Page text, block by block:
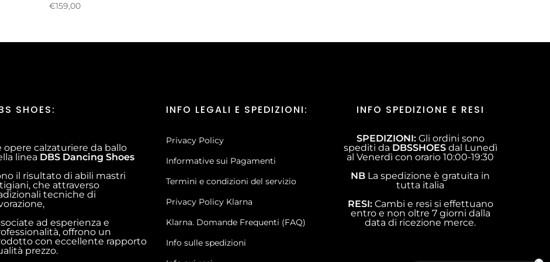
€159,00
SHOES:
opere calzaturiere da ballo
linea DBS Dancing Shoes
il risultato di abili mastri
che attraverso
tecniche di
ad esperienza e
offrono un
con eccellente rapporto
prezzo.
INFO LEGALI E SPEDIZIONI:
Privacy Policy
Informative sui Pagamenti
Termini e condizioni del servizio
Privacy Policy Klarna
Klarna. Domande Frequenti (FAQ)
Info sulle spedizioni
INFO SPEDIZIONE E RESI
SPEDIZIONI:Gli ordini sono
spediti da DBSSHOESdal Lunedì
al Venerdì con orario 10:00-19:30
NB La spedizione è gratuita in
tutta italia
RESI:Cambi e resi si effettuano
entro e non oltre 7 giorni dalla
data di ricezione merce.